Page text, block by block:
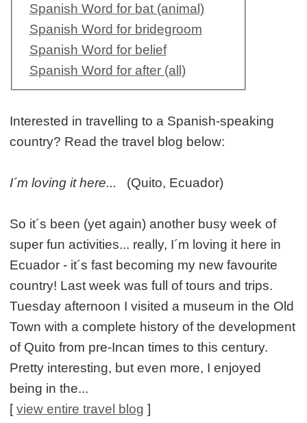
Spanish Word for bat (animal)
Spanish Word for bridegroom
Spanish Word for belief
Spanish Word for after (all)
Interested in travelling to a Spanish-speaking
country? Read the travel blog below:
I´m loving it here... (Quito, Ecuador)
So it´s been (yet again) another busy week of
super fun activities... really, I´m loving it here in
Ecuador - it´s fast becoming my new favourite
country! Last week was full of tours and trips.
Tuesday afternoon I visited a museum in the Old
Town with a complete history of the development
of Quito from pre-Incan times to this century.
Pretty interesting, but even more, I enjoyed
being in the...
[view entire travel blog ]